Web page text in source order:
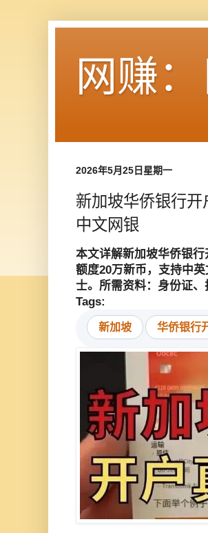
网赚
2026年5月25日星期一
新加坡华侨银行
中文网银
本文详解新加坡华侨银
额度20万新币，支持中
士。所需资料：身份证
Tags:
新加坡 华侨银行